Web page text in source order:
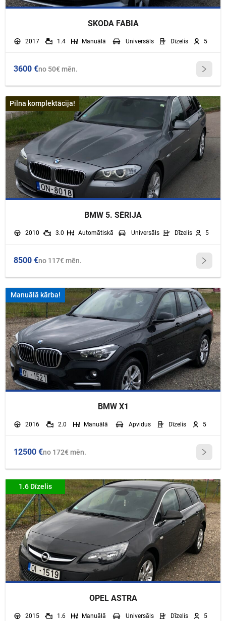
SKODA FABIA
2017 1.4 Manuālā Universāls Dīzelis 5
3600 €no 50€ mēn.
Pilna komplektācija!
BMW 5. SĒRIJA
2010 3.0 Automātiskā Universāls Dīzelis 5
8500 €no 117€ mēn.
Manuālā kārba!
BMW X1
2016 2.0 Manuālā Apvidus Dīzelis 5
12500 €no 172€ mēn.
1.6 Dīzelis
OPEL ASTRA
2015 1.6 Manuālā Universāls Dīzelis 5